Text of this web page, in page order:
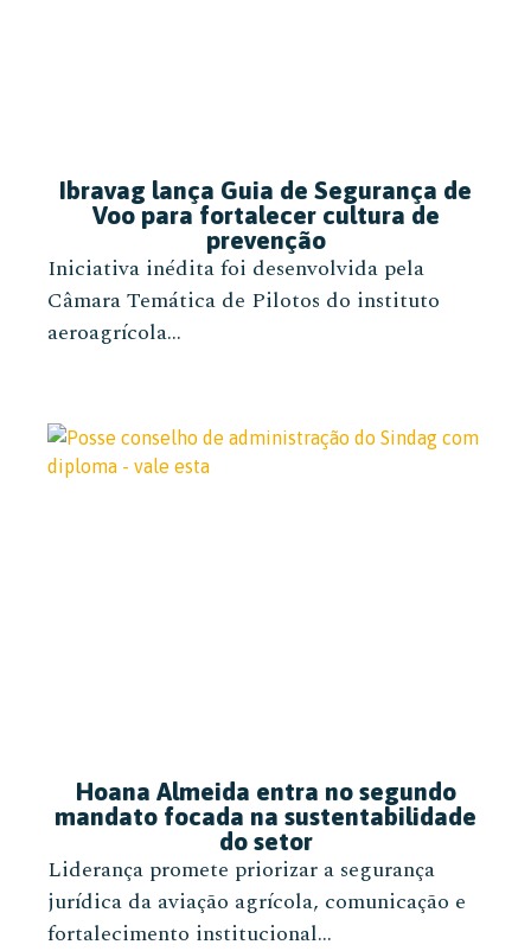
Ibravag lança Guia de Segurança de
Voo para fortalecer cultura de
prevenção
Iniciativa inédita foi desenvolvida pela
Câmara Temática de Pilotos do instituto
aeroagrícola...
Hoana Almeida entra no segundo
mandato focada na sustentabilidade
do setor
Liderança promete priorizar a segurança
jurídica da aviação agrícola, comunicação e
fortalecimento institucional...